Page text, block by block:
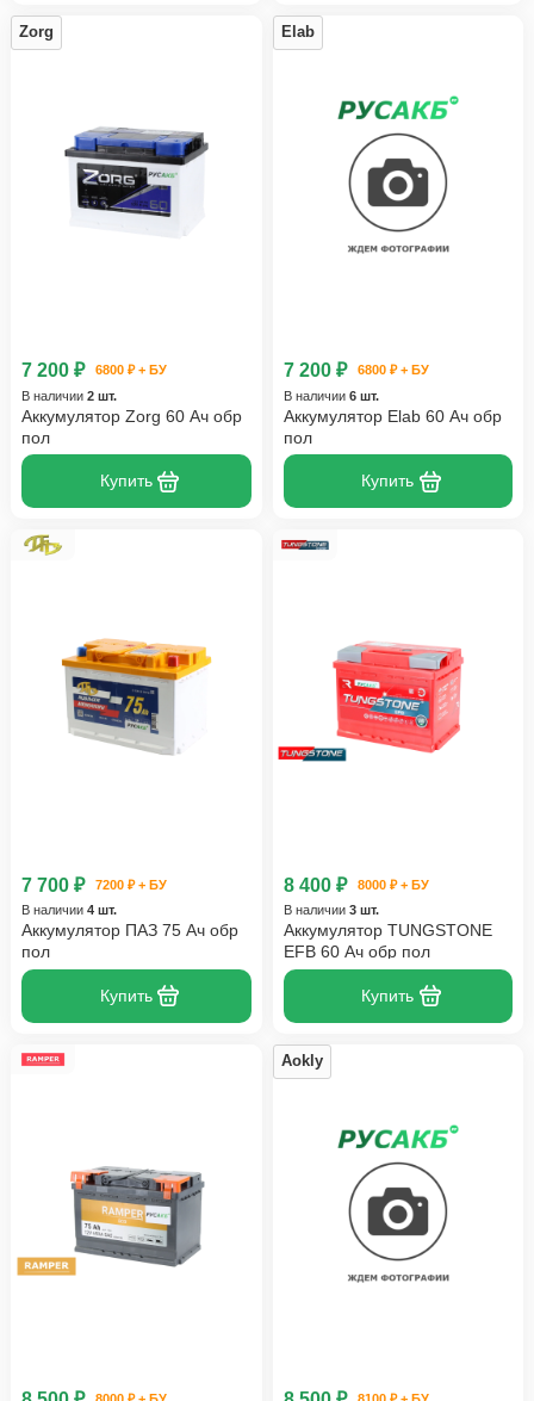
Zorg
7 200 ₽
6800 ₽ + БУ
В наличии 2 шт.
Аккумулятор Zorg 60 Ач обр
пол
Купить
Elab
7 200 ₽
6800 ₽ + БУ
В наличии 6 шт.
Аккумулятор Elab 60 Ач обр
пол
Купить
7 700 ₽
7200 ₽ + БУ
В наличии 4 шт.
Аккумулятор ПАЗ 75 Ач обр
пол
Купить
8 400 ₽
8000 ₽ + БУ
В наличии 3 шт.
Аккумулятор TUNGSTONE
EFB 60 Ач обр пол
Купить
Aokly